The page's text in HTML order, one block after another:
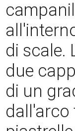
di scale.
due
di un
dall'arco